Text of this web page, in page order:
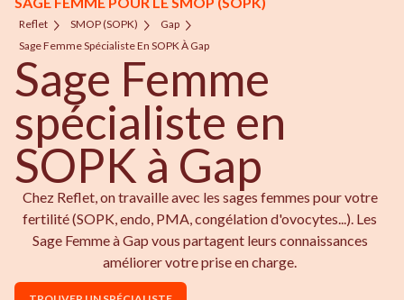
Reflet SMOP (SOPK)
Gap
Sage Femme Spécialiste En SOPK À Gap
Sage Femme
spécialiste en
SOPK à Gap
Chez Reflet, on travaille avec les sages femmes pour votre
fertilité (SOPK, endo, PMA, congélation d'ovocytes...). Les
Sage Femme à Gap vous partagent leurs connaissances
améliorer votre prise en charge.